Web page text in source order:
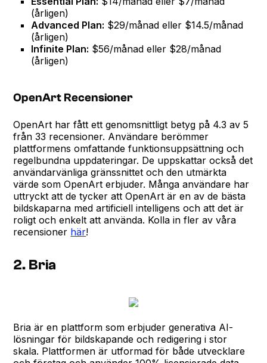
(årligen)
Advanced Plan: $29/månad eller $14.5/månad
(årligen)
Infinite Plan: $56/månad eller $28/månad
(årligen)
OpenArt Recensioner
OpenArt har fått ett genomsnittligt betyg på 4.3 av 5
från 33 recensioner. Användare berömmer
plattformens omfattande funktionsuppsättning och
regelbundna uppdateringar. De uppskattar också det
användarvänliga gränssnittet och den utmärkta
värde som OpenArt erbjuder. Många användare har
uttryckt att de tycker att OpenArt är en av de bästa
bildskaparna med artificiell intelligens och att det är
roligt och enkelt att använda. Kolla in fler av våra
recensioner här!
2. Bria
Bria är en plattform som erbjuder generativa AI-
lösningar för bildskapande och redigering i stor
skala. Plattformen är utformad för både utvecklare